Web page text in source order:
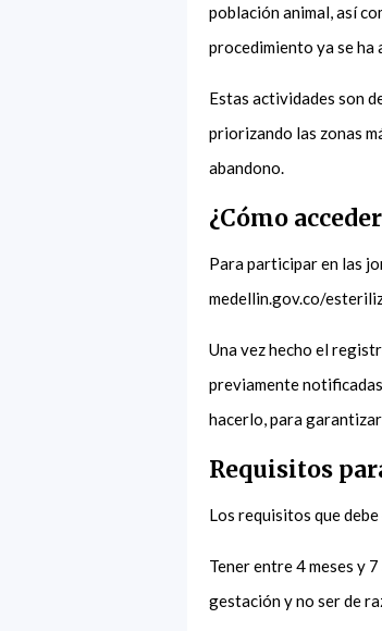
población animal, así
procedimiento ya se ha
Estas actividades son
priorizando las zonas
abandono.
¿Cómo
Para participar en las
medellin.gov.co/
Una vez hecho el
previamente
hacerlo, para
Requisitos
Los requisitos que
Tener entre 4 meses y
gestación y no ser de